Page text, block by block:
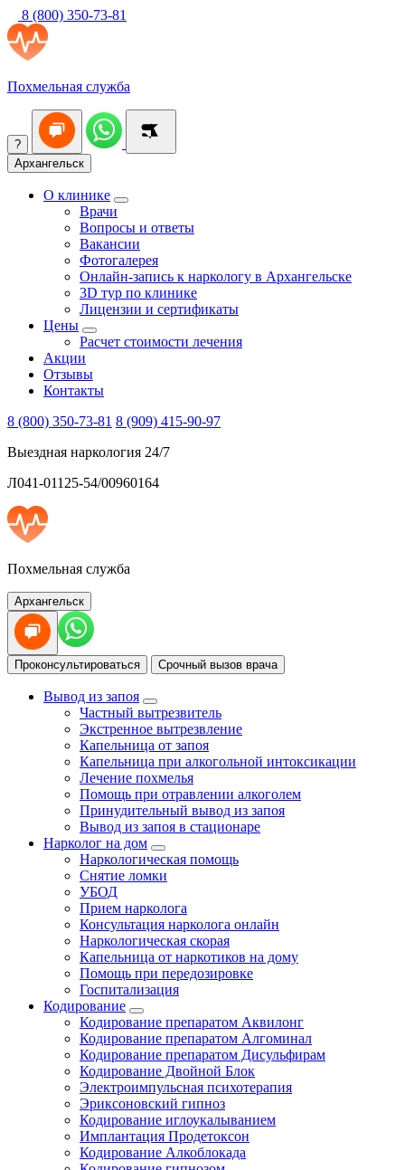
8 (800) 350-73-81
Похмельная служба
?
Архангельск
О клинике
Врачи
Вопросы и ответы
Вакансии
Фотогалерея
Онлайн-запись к наркологу в Архангельске
3D тур по клинике
Лицензии и сертификаты
Цены
Расчет стоимости лечения
Акции
Отзывы
Контакты
8 (800) 350-73-81 8 (909) 415-90-97
Выездная наркология 24/7
Л041-01125-54/00960164
Похмельная служба
Архангельск
Проконсультироваться Срочный вызов врача
Вывод из запоя
Частный вытрезвитель
Экстренное вытрезвление
Капельница от запоя
Капельница при алкогольной интоксикации
Лечение похмелья
Помощь при отравлении алкоголем
Принудительный вывод из запоя
Вывод из запоя в стационаре
Нарколог на дом
Наркологическая помощь
Снятие ломки
УБОД
Прием нарколога
Консультация нарколога онлайн
Наркологическая скорая
Капельница от наркотиков на дому
Помощь при передозировке
Госпитализация
Кодирование
Кодирование препаратом Аквилонг
Кодирование препаратом Алгоминал
Кодирование препаратом Дисульфирам
Кодирование Двойной Блок
Электроимпульсная психотерапия
Эриксоновский гипноз
Кодирование иглоукалыванием
Имплантация Продетоксон
Кодирование Алкоблокада